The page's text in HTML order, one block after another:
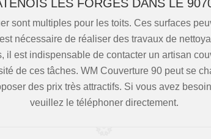
LES FORGES DANS LE
sont multiples pour les toits. Ces surfaces
nécessaire de réaliser des travaux de
il est indispensable de contacter un artisan
de ces tâches. WM Couverture 90 peut se
des prix très attractifs. Si vous avez
veuillez le téléphoner directement.